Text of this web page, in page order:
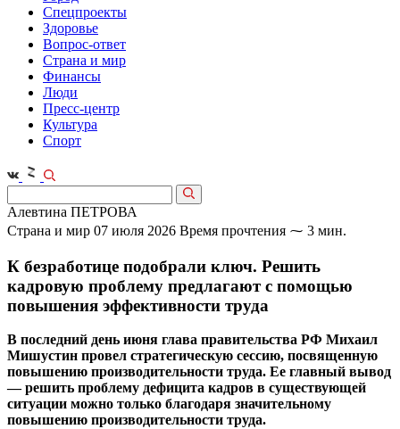
Спецпроекты
Здоровье
Вопрос-ответ
Страна и мир
Финансы
Люди
Пресс-центр
Культура
Спорт
Алевтина ПЕТРОВА
Страна и мир 07 июля 2026 Время прочтения ⁓ 3 мин.
К безработице подобрали ключ. Решить
кадровую проблему предлагают с помощью
повышения эффективности труда
В последний день июня глава правительства РФ Михаил
Мишустин провел стратегическую сессию, посвященную
повышению производительности труда. Ее главный вывод
— решить проблему дефицита кадров в существующей
ситуации можно только благодаря значительному
повышению производительности труда.